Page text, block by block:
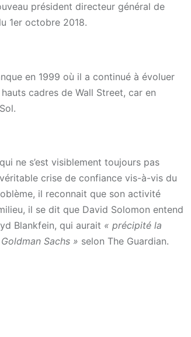
président directeur général de
1er octobre 2018.
en 1999 où il a continué à évoluer
cadres de Wall Street, car en
ne s’est visiblement toujours pas
crise de confiance vis-à-vis du
il reconnait que son activité
il se dit que David Solomon entend
Blankfein, qui aurait « précipité la
Sachs » selon The Guardian.